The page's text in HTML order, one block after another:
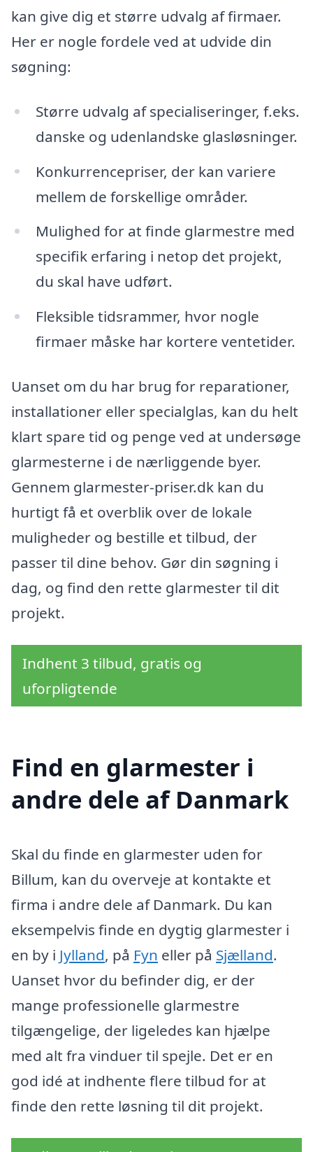
kan give dig et større udvalg af firmaer.
Her er nogle fordele ved at udvide din
søgning:
Større udvalg af specialiseringer, f.eks.
danske og udenlandske glasløsninger.
Konkurrencepriser, der kan variere
mellem de forskellige områder.
Mulighed for at finde glarmestre med
specifik erfaring i netop det projekt,
du skal have udført.
Fleksible tidsrammer, hvor nogle
firmaer måske har kortere ventetider.
Uanset om du har brug for reparationer,
installationer eller specialglas, kan du helt
klart spare tid og penge ved at undersøge
glarmesterne i de nærliggende byer.
Gennem glarmester-priser.dk kan du
hurtigt få et overblik over de lokale
muligheder og bestille et tilbud, der
passer til dine behov. Gør din søgning i
dag, og find den rette glarmester til dit
projekt.
Indhent 3 tilbud, gratis og
uforpligtende
Find en glarmester i
andre dele af Danmark
Skal du finde en glarmester uden for
Billum, kan du overveje at kontakte et
firma i andre dele af Danmark. Du kan
eksempelvis finde en dygtig glarmester i
en by i Jylland, på Fyn eller på Sjælland.
Uanset hvor du befinder dig, er der
mange professionelle glarmestre
tilgængelige, der ligeledes kan hjælpe
med alt fra vinduer til spejle. Det er en
god idé at indhente flere tilbud for at
finde den rette løsning til dit projekt.